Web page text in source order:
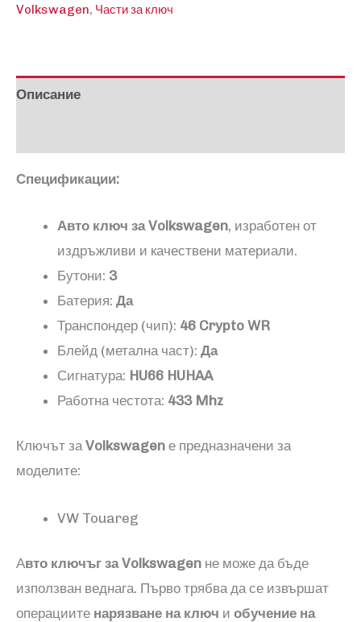
ключ
Touareg
Volkswagen, Части за ключ
Описание
Спецификации:
Авто ключ заVolkswagen, изработен от
издръжливи и качествени материали.
Бутони: 3
Батерия: Да
Транспондер (чип): 46 Crypto WR
Блейд (метална част): Да
Сигнатура: HU66 HUHAA
Работна честота: 433 Mhz
Ключът заVolkswagen е предназначени за
моделите:
VW Touareg
Авто ключъг заVolkswagen не може да бъде
използван веднага. Първо трябва да се извършат
операциите нарязване на ключ и обучение на